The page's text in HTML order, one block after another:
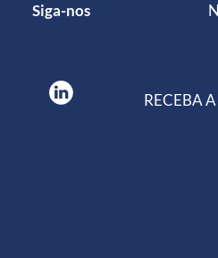
Siga-nos
RECEBA